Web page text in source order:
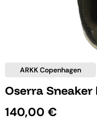
ARKK Copenhagen
Oserra
140,00 €